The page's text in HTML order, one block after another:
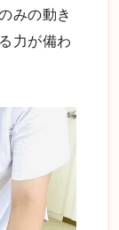
みの動き
力が備わ